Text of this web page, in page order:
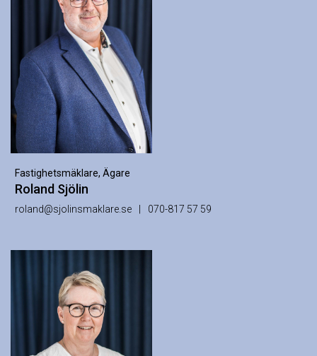
Fastighetsmäklare, Ägare
Roland Sjölin
roland@sjolinsmaklare.se 070-817 57 59